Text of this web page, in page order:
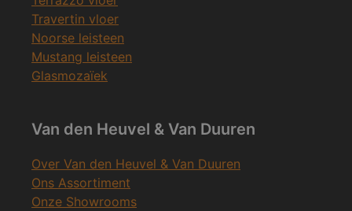
Travertin vloer
Noorse leisteen
Mustang leisteen
Glasmozaïek
Van den Heuvel & Van Duuren
Over Van den Heuvel & Van Duuren
Ons Assortiment
Onze Showrooms